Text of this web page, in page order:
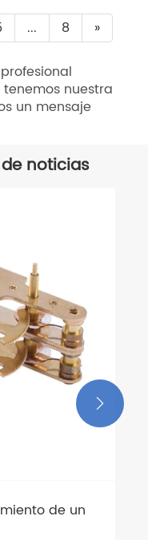
... 8 »
nuestra
un mensaje
noticias
de un
